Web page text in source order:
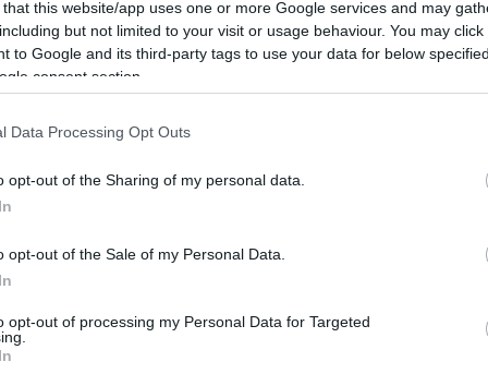
that this website/app uses one or more Google services and may
but not limited to your visit or usage behaviour. You may
to Google and its third-party tags to use your data for below
consent section.
Data Processing Opt Outs
opt-out of the Sharing of my personal data.
opt-out of the Sale of my Personal Data.
opt-out of processing my Personal Data for Targeted
Kik vagyunk: Rocko
Kik vagyunk: scheerti
Kik vagyunk: Tommi
Képeink, videóink
bejegyzések
baromállat
megdurrantásánál sokkal nagyobb biznisz a használt
különösen egy japán autó esetében. Így aztán rengeteg,